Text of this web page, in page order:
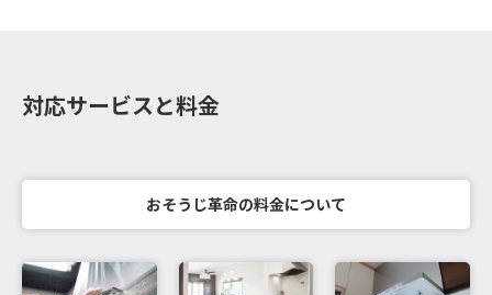
対応サービスと料金
おそうじ革命の料金について